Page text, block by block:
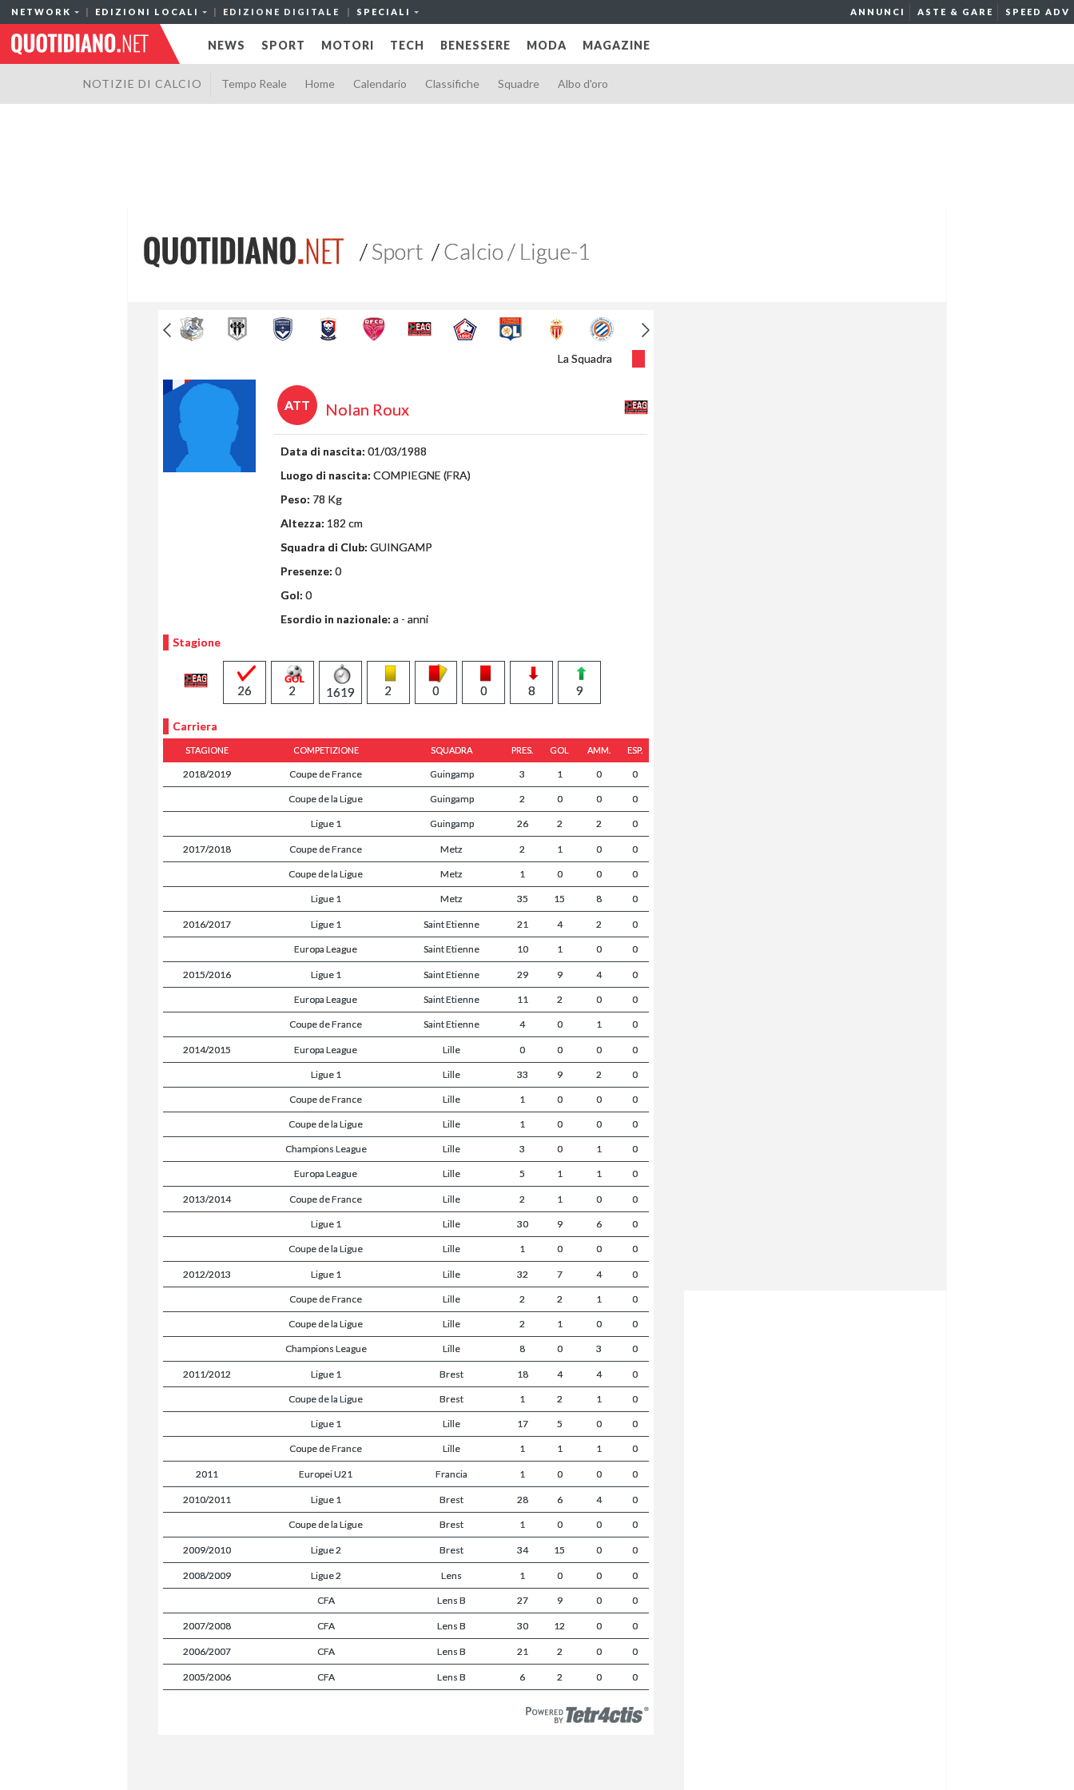
ANNUNCI ASTE & GARE SPEED ADV
NETWORK EDIZIONI LOCALI EDIZIONE DIGITALE SPECIALI
NEWS SPORT MOTORI TECH BENESSERE MODA MAGAZINE
NOTIZIE DI CALCIO Tempo Reale Home Calendario Classifiche Squadre Albo d'oro
Sport Calcio / Ligue-1
La Squadra
ATT Nolan Roux
Data di nascita: 01/03/1988
Luogo di nascita: COMPIEGNE (FRA)
Peso: 78 Kg
Altezza: 182 cm
Squadra di Club: GUINGAMP
Presenze:0
Gol:0
Esordio in nazionale:a - anni
Stagione
26 2 1619 2 0 0 8 9
Carriera
STAGIONE COMPETIZIONE SQUADRA PRES. GOL AMM. ESP.
2018/2019 Coupe de France Guingamp 3 1 0 0
Coupe de la Ligue Guingamp 2 0 0 0
Ligue 1 Guingamp 26 2 2 0
2017/2018 Coupe de France Metz 2 1 0 0
Coupe de la Ligue Metz 1 0 0 0
Ligue 1 Metz 35 15 8 0
2016/2017 Ligue 1 Saint Etienne 21 4 2 0
Europa League Saint Etienne 10 1 0 0
2015/2016 Ligue 1 Saint Etienne 29 9 4 0
Europa League Saint Etienne 11 2 0 0
Coupe de France Saint Etienne 4 0 1 0
2014/2015 Europa League Lille 0 0 0 0
Ligue 1 Lille 33 9 2 0
Coupe de France Lille 1 0 0 0
Coupe de la Ligue Lille 1 0 0 0
Champions League Lille 3 0 1 0
Europa League Lille 5 1 1 0
2013/2014 Coupe de France Lille 2 1 0 0
Ligue 1 Lille 30 9 6 0
Coupe de la Ligue Lille 1 0 0 0
2012/2013 Ligue 1 Lille 32 7 4 0
Coupe de France Lille 2 2 1 0
Coupe de la Ligue Lille 2 1 0 0
Champions League Lille 8 0 3 0
2011/2012 Ligue 1 Brest 18 4 4 0
Coupe de la Ligue Brest 1 2 1 0
Ligue 1 Lille 17 5 0 0
Coupe de France Lille 1 1 1 0
2011 Europei U21 Francia 1 0 0 0
2010/2011 Ligue 1 Brest 28 6 4 0
Coupe de la Ligue Brest 1 0 0 0
2009/2010 Ligue 2 Brest 34 15 0 0
2008/2009 Ligue 2 Lens 1 0 0 0
CFA Lens B 27 9 0 0
2007/2008 CFA Lens B 30 12 0 0
2006/2007 CFA Lens B 21 2 0 0
2005/2006 CFA Lens B 6 2 0 0